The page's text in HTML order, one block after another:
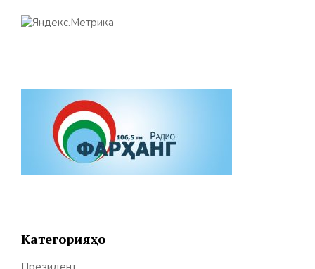
Категорияҳо